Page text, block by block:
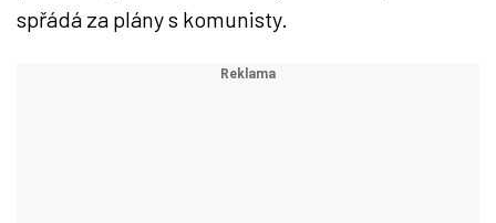
spřádá za plány s komunisty.